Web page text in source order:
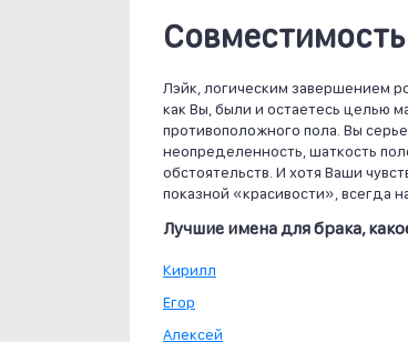
Лэйк, логическим завершением
как Вы, были и остаетесь целью
противоположного пола. Вы
неопределенность, шаткость
обстоятельств. И хотя Ваши
показной «красивости», всегда
Лучшие имена для брака,
Кирилл
Егор
Алексей